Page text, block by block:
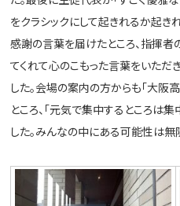
をクラシックにして起きれるか起き
感謝の言葉を届けたところ、指揮者
てくれて心のこもった言葉をいただ
した。会場の案内の方からも「大阪
ところ、「元気で集中するところは
した。みんなの中にある可能性は無